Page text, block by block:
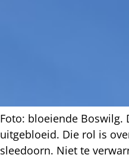
Foto: bloeiende Boswilg.
uitgebloeid. Die rol is
sleedoorn. Niet te